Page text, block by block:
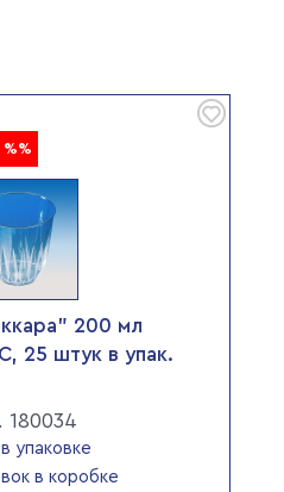
%%
200 мл
25 штук в упак.
180034
упаковке
в коробке